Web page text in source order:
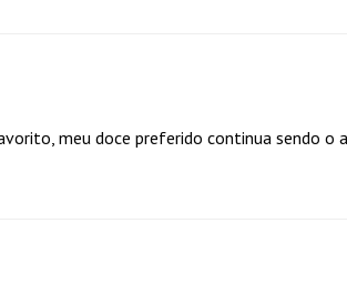
meu doce preferido continua sendo o